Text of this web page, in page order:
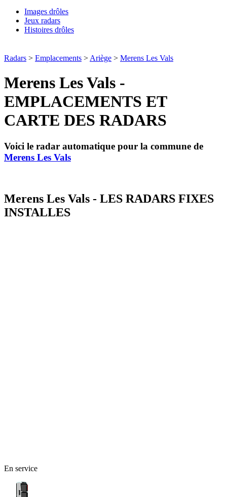
Images drôles
Jeux radars
Histoires drôles
Radars > Emplacements > Ariège > Merens Les Vals
Merens Les Vals -
EMPLACEMENTS ET
CARTE DES RADARS
Voici le radar automatique pour la commune de
Merens Les Vals
Merens Les Vals - LES RADARS FIXES
INSTALLES
En service